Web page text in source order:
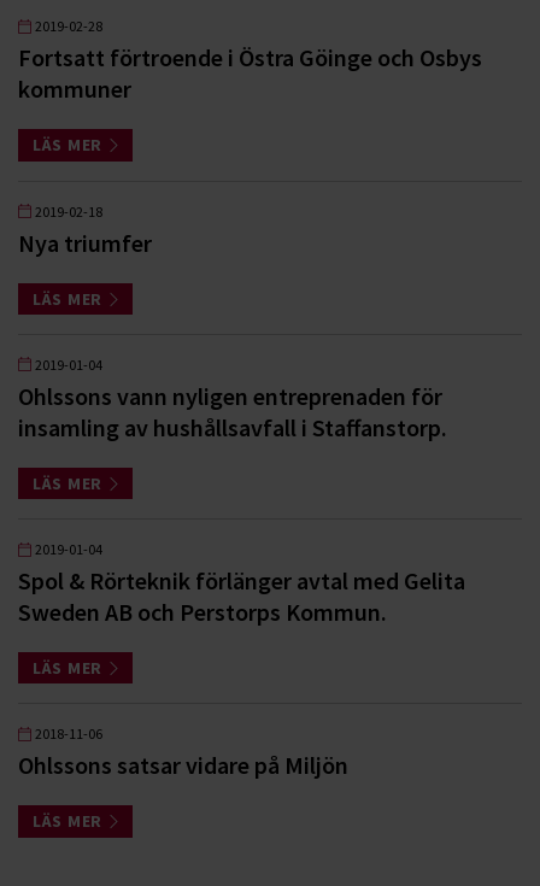
2019-02-28
Fortsatt förtroende i Östra Göinge och Osbys
kommuner
LÄS MER
2019-02-18
Nya triumfer
LÄS MER
2019-01-04
Ohlssons vann nyligen entreprenaden för
insamling av hushållsavfall i Staffanstorp.
LÄS MER
2019-01-04
Spol & Rörteknik förlänger avtal med Gelita
Sweden AB och Perstorps Kommun.
LÄS MER
2018-11-06
Ohlssons satsar vidare på Miljön
LÄS MER